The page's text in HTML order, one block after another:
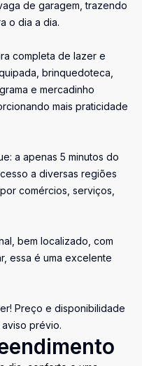
de garagem, trazendo
o dia a dia.
completa de lazer e
brinquedoteca,
e mercadinho
mais praticidade
a apenas 5 minutos do
a diversas regiões
comércios, serviços,
bem localizado, com
essa é uma excelente
Preço e disponibilidade
prévio.